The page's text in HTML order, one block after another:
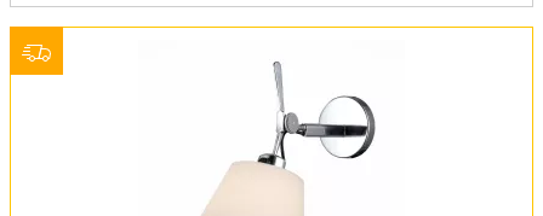
Производитель:
ST Luce Вид: Бра